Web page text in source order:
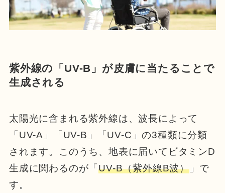
紫外線の「UV-B」が皮膚に当たることで
生成される
太陽光に含まれる紫外線は、波長によって
「UV-A」「UV-B」「UV-C」の3種類に分類
されます。このうち、地表に届いてビタミンD
生成に関わるのが「UV-B（紫外線B波） 」で
す。